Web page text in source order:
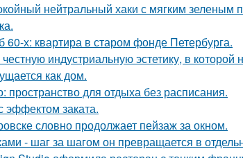
нейтральный хаки с мягким зеленым
60-х: квартира в старом фонде Петербурга.
индустриальную эстетику, в
как дом.
пространство для отдыха без расписания.
эффектом заката.
словно продолжает пейзаж за окном.
- шаг за шагом он превращается в